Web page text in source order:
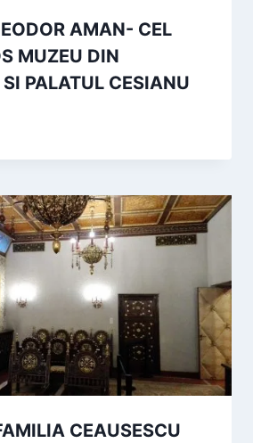
AMAN- CEL
MUZEU DIN
PALATUL CESIANU
CEAUSESCU